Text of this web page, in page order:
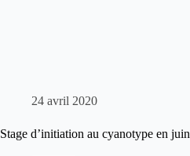
24 avril 2020
Stage d’initiation au cyanotype en juin